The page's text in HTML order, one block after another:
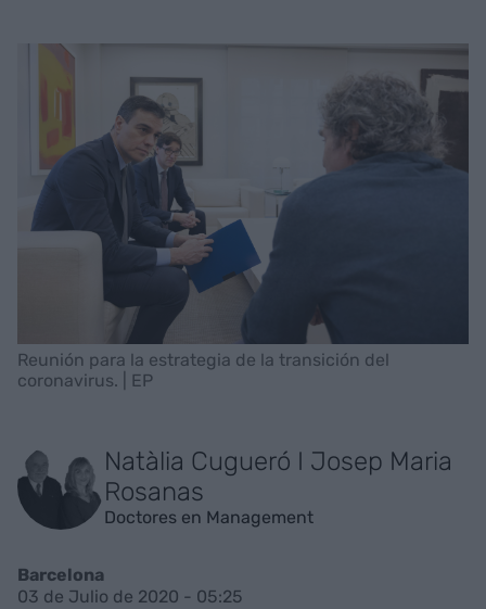
Reunión para la estrategia de la transición del
coronavirus. | EP
Natàlia Cugueró I Josep Maria
Rosanas
Doctores en Management
Barcelona
03 de Julio de 2020 - 05:25